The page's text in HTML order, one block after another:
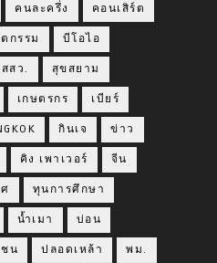
คนละครึ่ง คอนเสิร์ต
กรรม บีโอไอ
สสว. สุขสยาม
เกษตรกร เบียร์
กินเจ ข่าว
คิง เพาเวอร์ จีน
ทุนการศึกษา
น้ำเมา บ่อน
น ปลอดเหล้า พม.